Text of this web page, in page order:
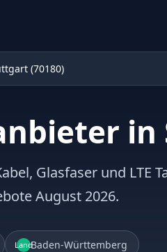
(70180)
Glasfaser und LTE
August 2026.
LandBaden-Württemberg